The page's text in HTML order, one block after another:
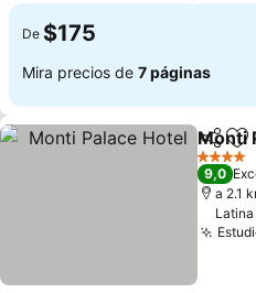
De $175
Mira precios de 7 páginas
Monti
4 Estrellas
9,0
a 2.1
Latina